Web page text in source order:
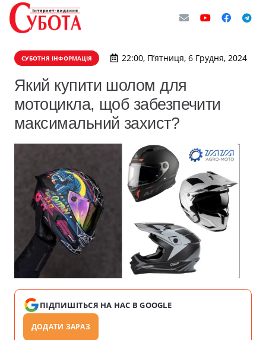
СУБОТНЯ ІНФОРМАЦІЯ 22:00, П’ятниця, 6 Грудня, 2024
Який купити шолом для
мотоцикла, щоб забезпечити
максимальний захист?
ПІДПИШІТЬСЯ НА НАС В GOOGLE
ДОДАТИ ЗАРАЗ